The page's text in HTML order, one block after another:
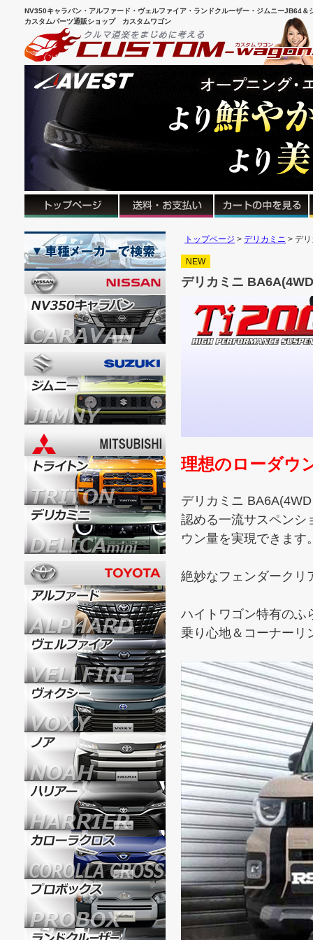
NV350キャラバン・アルファード・ヴェルファイア・ランドクルーザー・ジムニーJB64
カスタムパーツ通販ショップ カスタムワゴン
トップページ デリカミニ デ
NEW
デリカミニ
理想のローダウ
デリカミニ
認める一流サスペンシ
ウン量を実現できます
絶妙なフェンダークリ
ハイトワゴン特有のふ
乗り心地＆コーナーリ